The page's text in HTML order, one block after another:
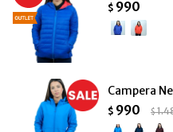
$ 990
Campera
$ 990 $